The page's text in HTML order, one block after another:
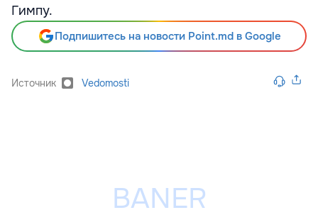
Гимпу.
Подпишитесь на новости Point.md в Google
Источник Vedomosti